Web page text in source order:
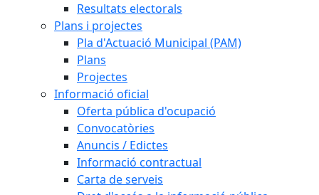
Resultats electorals
Plans i projectes
Pla d'Actuació Municipal (PAM)
Plans
Projectes
Informació oficial
Oferta pública d'ocupació
Convocatòries
Anuncis / Edictes
Informació contractual
Carta de serveis